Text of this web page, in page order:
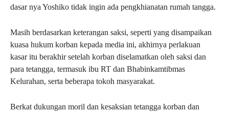
dasar nya Yoshiko tidak ingin ada pengkhianatan rumah tangga.
Masih berdasarkan keterangan saksi, seperti yang disampaikan
kuasa hukum korban kepada media ini, akhirnya perlakuan
kasar itu berakhir setelah korban diselamatkan oleh saksi dan
para tetangga, termasuk ibu RT dan Bhabinkamtibmas
Kelurahan, serta beberapa tokoh masyarakat.
Berkat dukungan moril dan kesaksian tetangga korban dan